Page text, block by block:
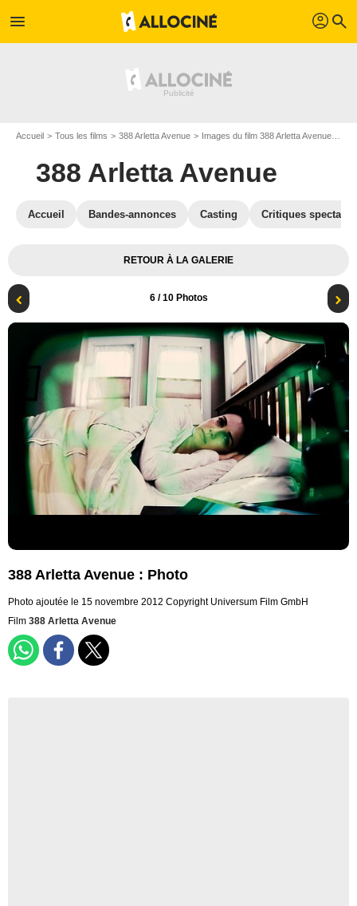
menu profil search
Accueil Tous les films 388 Arletta Avenue Images du film 388 Arletta Avenue
388 Arletta Avenue
Accueil Bandes-annonces Casting Critiques
RETOUR À LA GALERIE
6/ 10 Photos
388 Arletta Avenue : Photo
Photo ajoutée le 15 novembre 2012 Copyright Universum Film GmbH
Film 388 Arletta Avenue